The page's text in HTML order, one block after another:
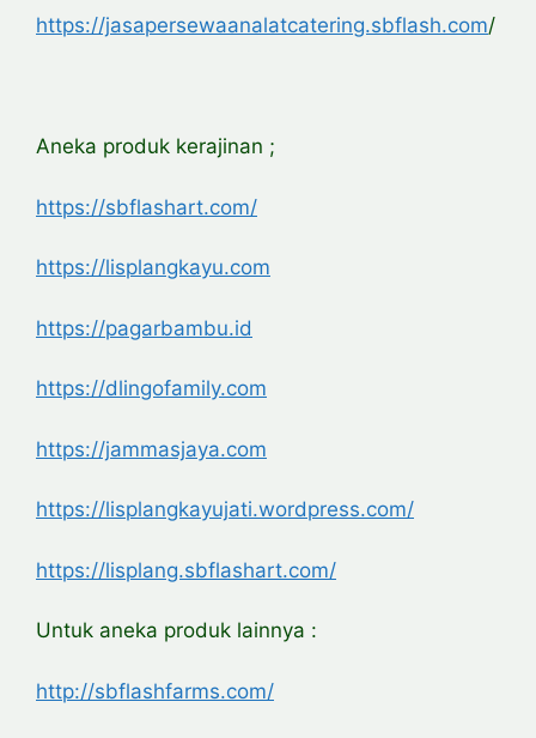
https://jasapersewaanalatcatering.sbflash.com/
Aneka produk kerajinan ;
https://sbflashart.com/
https://lisplangkayu.com
https://pagarbambu.id
https://dlingofamily.com
https://jammasjaya.com
https://lisplangkayujati.wordpress.com/
https://lisplang.sbflashart.com/
Untuk aneka produk lainnya :
http://sbflashfarms.com/